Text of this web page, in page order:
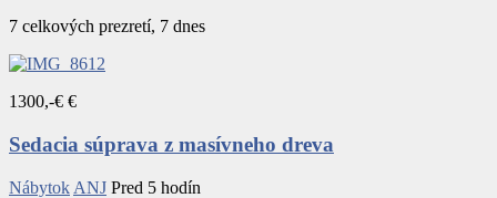
7 celkových prezretí, 7 dnes
1300,-€ €
Sedacia súprava z masívneho dreva
Nábytok ANJ Pred 5 hodín